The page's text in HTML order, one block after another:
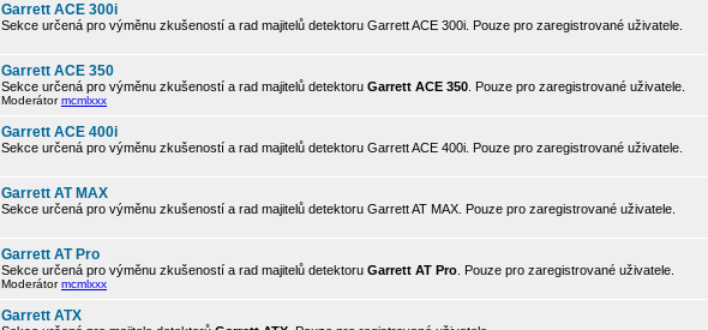
Garrett ACE 300i
Sekce určená pro výměnu zkušeností a rad majitelů detektoru Garrett ACE 300i. Pouze pro zaregistrované uživatele.
Garrett ACE 350
Sekce určená pro výměnu zkušeností a rad majitelů detektoru Garrett ACE 350 . Pouze pro zaregistrované uživatele.
Moderátormcmlxxx
Garrett ACE 400i
Sekce určená pro výměnu zkušeností a rad majitelů detektoru Garrett ACE 400i. Pouze pro zaregistrované uživatele.
Garrett AT MAX
Sekce určená pro výměnu zkušeností a rad majitelů detektoru Garrett AT MAX. Pouze pro zaregistrované uživatele.
Garrett AT Pro
Sekce určená pro výměnu zkušeností a rad majitelů detektoru Garrett AT Pro . Pouze pro zaregistrované uživatele.
Moderátormcmlxxx
Garrett ATX